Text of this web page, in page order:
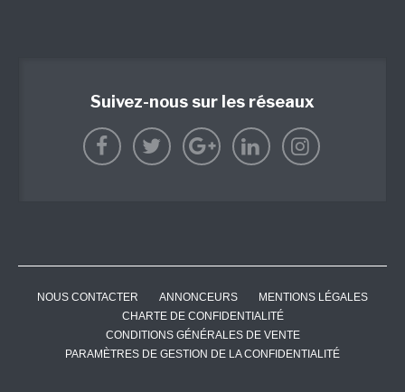
Suivez-nous sur les réseaux
NOUS CONTACTER ANNONCEURS
MENTIONS LÉGALES
CHARTE DE CONFIDENTIALITÉ
CONDITIONS GÉNÉRALES DE VENTE
PARAMÈTRES DE GESTION DE LA CONFIDENTIALITÉ